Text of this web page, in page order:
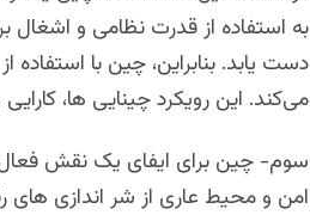
به استفاده از قدرت نظامی و اشغال
دست یابد. بنابراین، چین با استفاده
می‌کند. این رویکرد چینایی ها،
سوم- چین برای ایفای یک نقش
امن و محیط عاری از شر اندازی های